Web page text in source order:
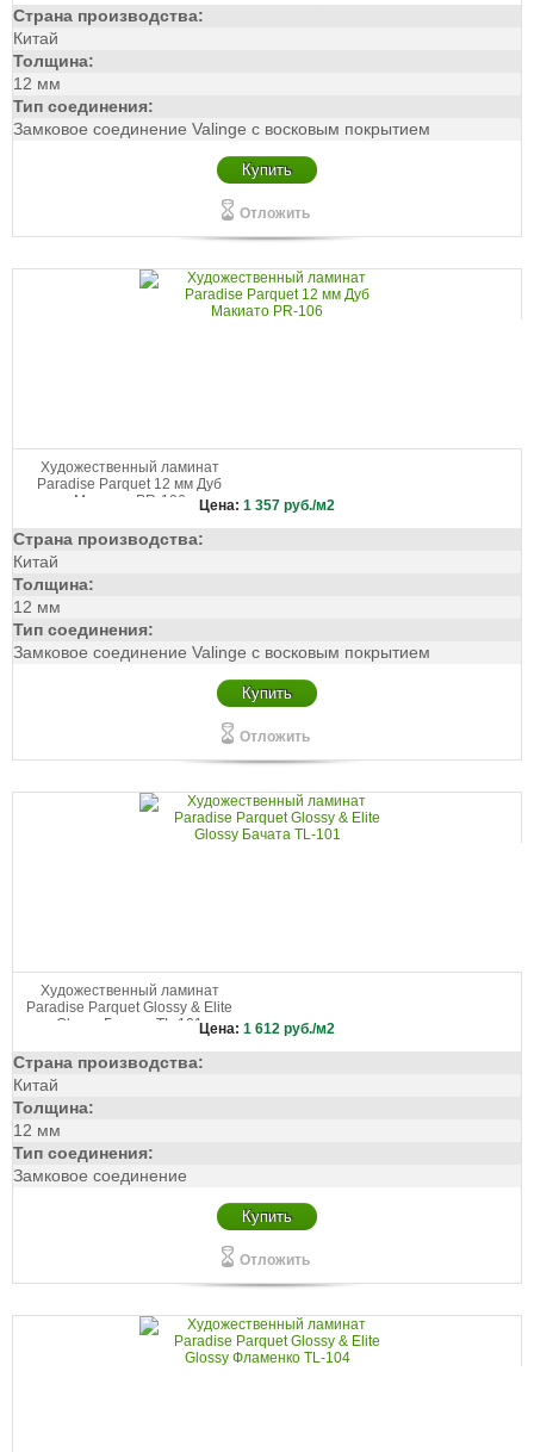
Страна производства:
Китай
Толщина:
12 мм
Тип соединения:
Замковое соединение Valinge с восковым покрытием
Купить
Отложить
Художественный ламинат
Paradise Parquet 12 мм Дуб
Макиато PR-106
Цена: 1 357 руб./м2
Страна производства:
Китай
Толщина:
12 мм
Тип соединения:
Замковое соединение Valinge с восковым покрытием
Купить
Отложить
Художественный ламинат
Paradise Parquet Glossy & Elite
Glossy Бачата TL-101Цена: 1 612 руб./м2
Страна производства:
Китай
Толщина:
12 мм
Тип соединения:
Замковое соединение
Купить
Отложить